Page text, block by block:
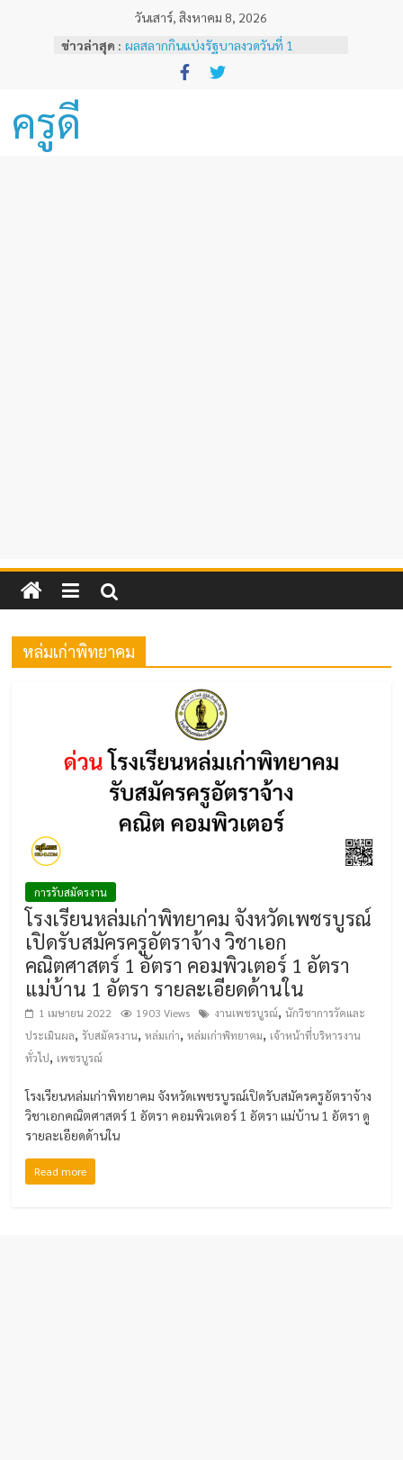
วันเสาร์, สิงหาคม 8, 2026
ข่าวล่าสุด : ผลสลากกินแบ่งรัฐบาลงวดวันที่ 1
พฤศจิกายน 2567
หลักเกณฑ์และวิธีการเทียบเคียงผลการ
ครูดี
หล่มเก่าพิทยาคม
การรับสมัครงาน
โรงเรียนหล่มเก่าพิทยาคม จังหวัดเพชรบูรณ์
เปิดรับสมัครครูอัตราจ้าง วิชาเอก
คณิตศาสตร์ 1 อัตรา คอมพิวเตอร์ 1 อัตรา
แม่บ้าน 1 อัตรา รายละเอียดด้านใน
1 เมษายน 2022 1903 Views งานเพชรบูรณ์,นักวิชาการวัดและ
ประเมินผล,รับสมัครงาน,หล่มเก่า,หล่มเก่าพิทยาคม, เจ้าหน้าที่บริหารงาน
ทั่วไป, เพชรบูรณ์
โรงเรียนหล่มเก่าพิทยาคม จังหวัดเพชรบูรณ์เปิดรับสมัครครูอัตราจ้าง
วิชาเอกคณิตศาสตร์ 1 อัตรา คอมพิวเตอร์ 1 อัตรา แม่บ้าน 1 อัตรา ดู
รายละเอียดด้านใน
Read more